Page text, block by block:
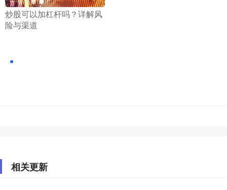
​炒股可以加杠杆吗？详解风
险与渠道
相关更新